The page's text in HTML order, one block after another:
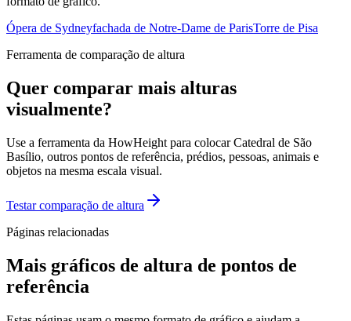
Ópera de Sydneyfachada de Notre-Dame de ParisTorre de Pisa
Ferramenta de comparação de altura
Quer comparar mais alturas
visualmente?
Use a ferramenta da HowHeight para colocar Catedral de São
Basílio, outros pontos de referência, prédios, pessoas, animais e
objetos na mesma escala visual.
Testar comparação de altura
Páginas relacionadas
Mais gráficos de altura de pontos de
referência